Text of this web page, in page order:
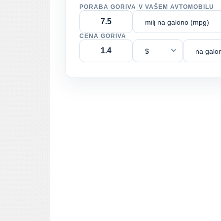
PORABA GORIVA V VAŠEM AVTOMOBILU
milj na galono (mpg)
CENA GORIVA
$ na